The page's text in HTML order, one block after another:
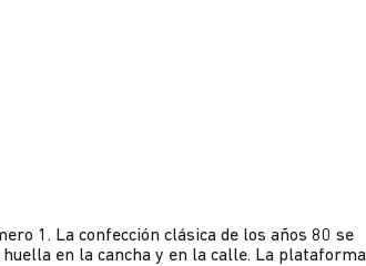
1. La confección clásica de los años 80 se
en la cancha y en la calle. La plataforma